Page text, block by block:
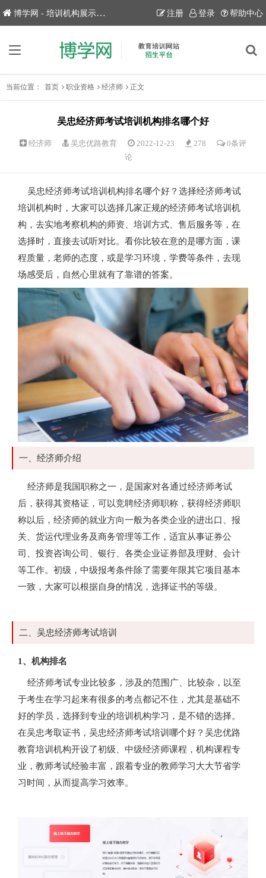
博学网 - 培训机构展示平台！ 注册 登录 帮助中心
当前位置： 首页 职业资格 经济师 正文
吴忠经济师考试培训机构排名哪个好
经济师 吴忠优路教育 2022-12-23 278
0条评
论
吴忠经济师考试培训机构排名哪个好？选择经济师考试
培训机构时，大家可以选择几家正规的经济师考试培训机
构，去实地考察机构的师资、培训方式、售后服务等，在
选择时，直接去试听对比。看你比较在意的是哪方面，课
程质量，老师的态度，或是学习环境，学费等条件，去现
场感受后，自然心里就有了靠谱的答案。
一、经济师介绍
经济师是我国职称之一，是国家对各通过经济师考试
后，获得其资格证，可以竞聘经济师职称，获得经济师职
称以后，经济师的就业方向一般为各类企业的进出口、报
关、货运代理业务及商务管理等工作，适宜从事证券公
司、投资咨询公司、银行、各类企业证券部及理财、会计
等工作。初级，中级报考条件除了需要年限其它项目基本
一致，大家可以根据自身的情况，选择证书的等级。
二、吴忠经济师考试培训
1、机构排名
经济师考试专业比较多，涉及的范围广、比较杂，以至
于考生在学习起来有很多的考点都记不住，尤其是基础不
好的学员，选择到专业的培训机构学习，是不错的选择。
在吴忠考取证书，吴忠经济师考试培训哪个好？吴忠优路
教育培训机构开设了初级、中级经济师课程，机构课程专
业，教师考试经验丰富，跟着专业的教师学习大大节省学
习时间，从而提高学习效率。